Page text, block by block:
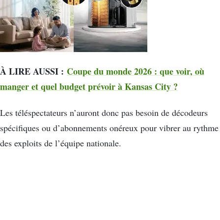
À LIRE AUSSI : Coupe du monde 2026 : que voir, où
manger et quel budget prévoir à Kansas City ?
Les téléspectateurs n’auront donc pas besoin de décodeurs
spécifiques ou d’abonnements onéreux pour vibrer au rythme
des exploits de l’équipe nationale.